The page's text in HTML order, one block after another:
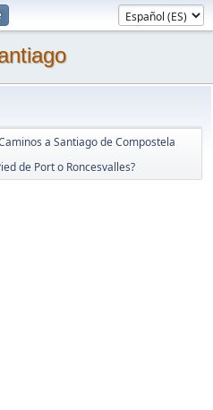
a Santiago de Compostela
de Port o Roncesvalles?